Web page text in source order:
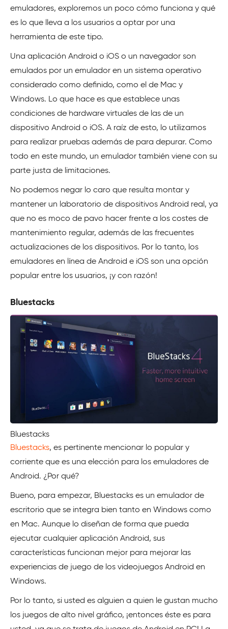
emuladores, exploremos un poco cómo funciona y qué
es lo que lleva a los usuarios a optar por una
herramienta de este tipo.
Una aplicación Android o iOS o un navegador son
emulados por un emulador en un sistema operativo
considerado como definido, como el de Mac y
Windows. Lo que hace es que establece unas
condiciones de hardware virtuales de las de un
dispositivo Android o iOS. A raíz de esto, lo utilizamos
para realizar pruebas además de para depurar. Como
todo en este mundo, un emulador también viene con su
parte justa de limitaciones.
No podemos negar lo caro que resulta montar y
mantener un laboratorio de dispositivos Android real, ya
que no es moco de pavo hacer frente a los costes de
mantenimiento regular, además de las frecuentes
actualizaciones de los dispositivos. Por lo tanto, los
emuladores en línea de Android e iOS son una opción
popular entre los usuarios, ¡y con razón!
Bluestacks
Bluestacks
Bluestacks, es pertinente mencionar lo popular y
corriente que es una elección para los emuladores de
Android. ¿Por qué?
Bueno, para empezar, Bluestacks es un emulador de
escritorio que se integra bien tanto en Windows como
en Mac. Aunque lo diseñan de forma que pueda
ejecutar cualquier aplicación Android, sus
características funcionan mejor para mejorar las
experiencias de juego de los videojuegos Android en
Windows.
Por lo tanto, si usted es alguien a quien le gustan mucho
los juegos de alto nivel gráfico, ¡entonces éste es para